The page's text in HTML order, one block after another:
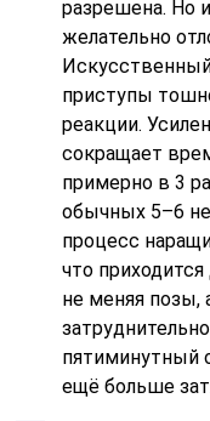
разрешена. Но
желательно
приступы
реакции.
сокращает
примерно в 3
обычных 5–6
процесс
что
не меняя позы,
пятиминутный
ещё больше